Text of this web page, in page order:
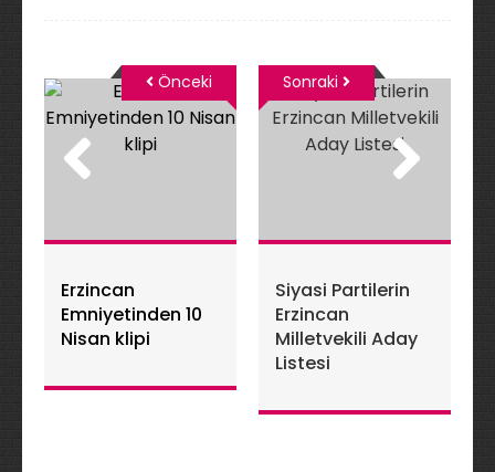
Erzincan
Emniyetinden 10
Nisan klipi
Önceki
Siyasi Partilerin
Erzincan
Milletvekili Aday
Listesi
Sonraki